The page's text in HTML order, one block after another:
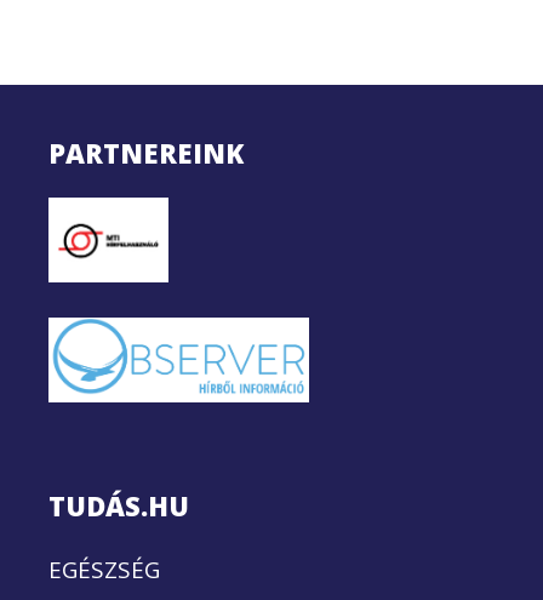
PARTNEREINK
TUDÁS.HU
EGÉSZSÉG